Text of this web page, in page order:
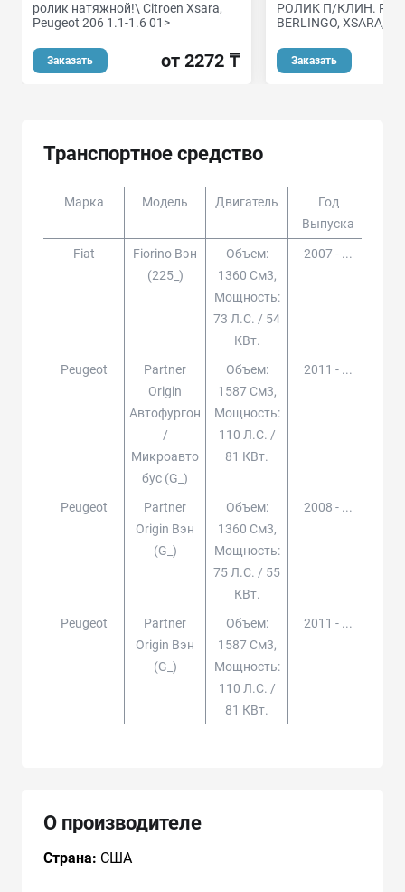
ролик натяжной!\ Citroen Xsara,
Peugeot 206 1.1-1.6 01>
Заказать от 2272 ₸
РОЛИК П/КЛИН.
BERLINGO, XSARA,
Заказать
Транспортное средство
Марка Модель Двигатель
Год
Выпуска
Fiat
Fiorino Вэн
(225_)
Объем:
1360 См3,
Мощность:
73 Л.с. / 54
КВт.
2007 - ...
Peugeot
Partner
Origin
Автофургон
/
Микроавто
Бус (g_)
Объем:
1587 См3,
Мощность:
110 Л.с. /
81 КВт.
2011 - ...
Peugeot
Partner
Origin Вэн
(g_)
Объем:
1360 См3,
Мощность:
75 Л.с. / 55
КВт.
2008 - ...
Peugeot
Partner
Origin Вэн
(g_)
Объем:
1587 См3,
Мощность:
110 Л.с. /
81 КВт.
2011 - ...
О производителе
Страна: США